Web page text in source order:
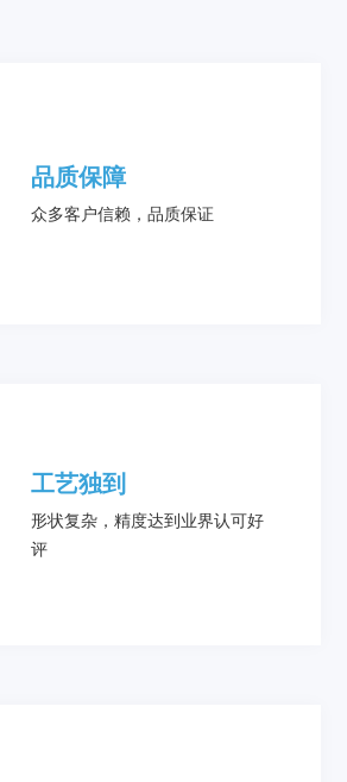
品质保障
众多客户信赖，品质保证
工艺独到
形状复杂，精度达到业界认可好
评